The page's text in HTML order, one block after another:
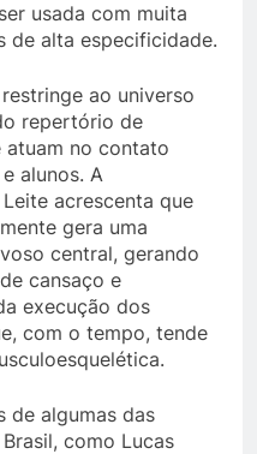
usada com muita
de alta especificidade.
ao universo
repertório de
atuam no contato
alunos. A
acrescenta que
gera uma
central, gerando
cansaço e
execução dos
com o tempo, tende
de algumas das
como Lucas